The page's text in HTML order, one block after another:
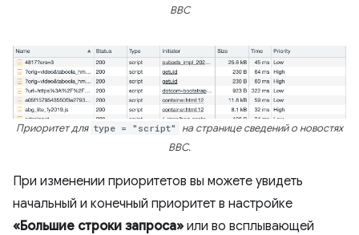
BBC
Приоритет для type = "script"
на странице сведений о новостях
BBC.
При изменении приоритетов вы можете увидеть
начальный и конечный приоритет в настройке
«Большие строки запроса» или во всплывающей